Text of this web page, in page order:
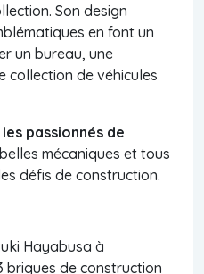
Son design
en font un
un bureau, une
collection de véhicules
passionnés de
mécaniques et tous
défis de construction.
Hayabusa à
briques de construction